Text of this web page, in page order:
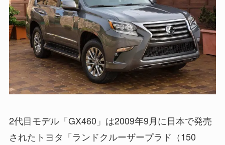
2代目モデル「GX460」は2009年9月に日本で発売
されたトヨタ「ランドクルーザープラド（150